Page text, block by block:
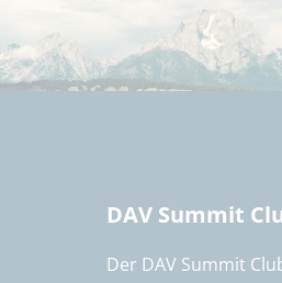
DAV Summit
Der DAV Summit